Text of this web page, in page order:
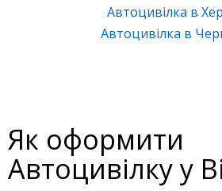
Автоцивілка в
Автоцивілка в
Як оформити
Автоцивілку у